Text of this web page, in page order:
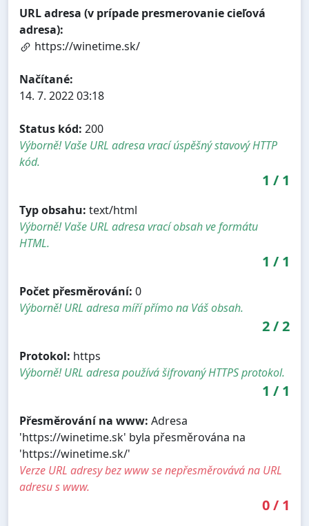
URL adresa (v prípade presmerovanie cieľová
adresa):
https://winetime.sk/
Načítané:
14. 7. 2022 03:18
Status kód: 200
Výborně! Vaše URL adresa vrací úspěšný stavový HTTP
kód.
1 / 1
Typ obsahu: text/html
Výborně! Vaše URL adresa vrací obsah ve formátu
HTML.
1 / 1
Počet přesměrování: 0
Výborně! URL adresa míří přímo na Váš obsah.
2/2
Protokol: https
Výborně! URL adresa používá šifrovaný HTTPS protokol.
1 / 1
Přesměrování na www: Adresa
'https://winetime.sk' byla přesměrována na
'https://winetime.sk/'
Verze URL adresy bez www se nepřesměrovává na URL
adresu s www.
0/ 1